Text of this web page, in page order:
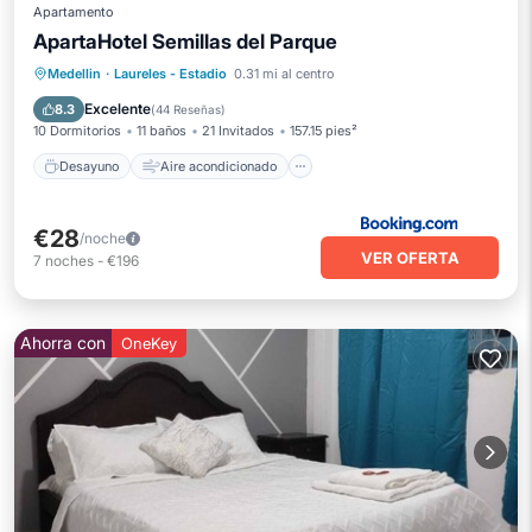
Apartamento
ApartaHotel Semillas del Parque
Medellin · Laureles - Estadio 0.31 mi al centro
8.3 Excelente(44 Reseñas)
10 Dormitorios 11 baños 21 Invitados 157.15 pies²
Desayuno Aire acondicionado
Desayuno
Aire acondicionado
Internet
Lavandería
€28/noche
7 noches - €196 VER OFERTA
Ahorra con OneKey